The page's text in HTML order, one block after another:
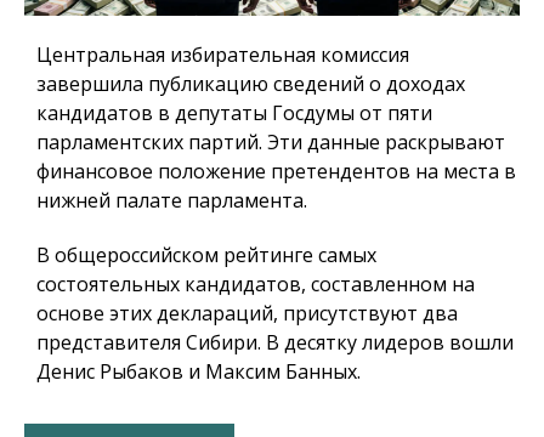
Центральная избирательная комиссия
завершила публикацию сведений о доходах
кандидатов в депутаты Госдумы от пяти
парламентских партий. Эти данные раскрывают
финансовое положение претендентов на места в
нижней палате парламента.
В общероссийском рейтинге самых
состоятельных кандидатов, составленном на
основе этих деклараций, присутствуют два
представителя Сибири. В десятку лидеров вошли
Денис Рыбаков и Максим Банных.